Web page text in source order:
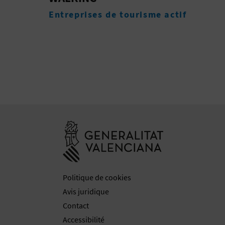
complémentaires
Politique de cookies
Avis juridique
Contact
Accessibilité